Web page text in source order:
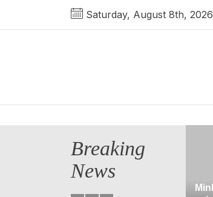
Saturday, August 8th, 2026
Breaking
News